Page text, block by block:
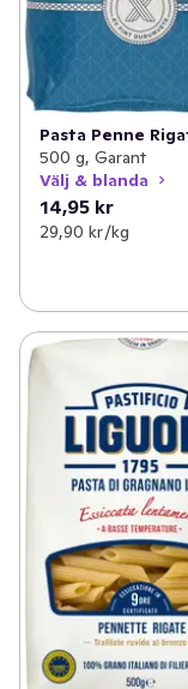
Pasta Penne
500 g, Garant
Välj & blanda
14,95 kr
29,90 kr /kg